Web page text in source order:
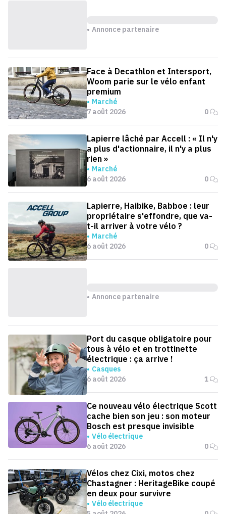
Annonce partenaire
Face à Decathlon et Intersport,
Woom parie sur le vélo enfant
premium
Marché
7 août 2026
0
Lapierre lâché par Accell : « Il n'y
a plus d'actionnaire, il n'y a plus
rien »
Marché
6 août 2026
0
Lapierre, Haibike, Babboe : leur
propriétaire s'effondre, que va-
t-il arriver à votre vélo ?
Marché
6 août 2026
0
Annonce partenaire
Port du casque obligatoire pour
tous à vélo et en trottinette
électrique : ça arrive !
Casques
6 août 2026
1
Ce nouveau vélo électrique Scott
cache bien son jeu : son moteur
Bosch est presque invisible
Vélo électrique
6 août 2026
0
Vélos chez Cixi, motos chez
Chastagner : HeritageBike coupé
en deux pour survivre
Vélo électrique